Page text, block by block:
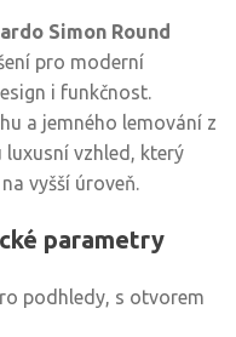
Simon Round
pro moderní
i funkčnost.
a jemného lemování z
vzhled, který
vyšší úroveň.
parametry
podhledy, s otvorem